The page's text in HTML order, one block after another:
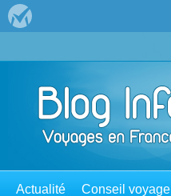
Actualité Conseil voyage